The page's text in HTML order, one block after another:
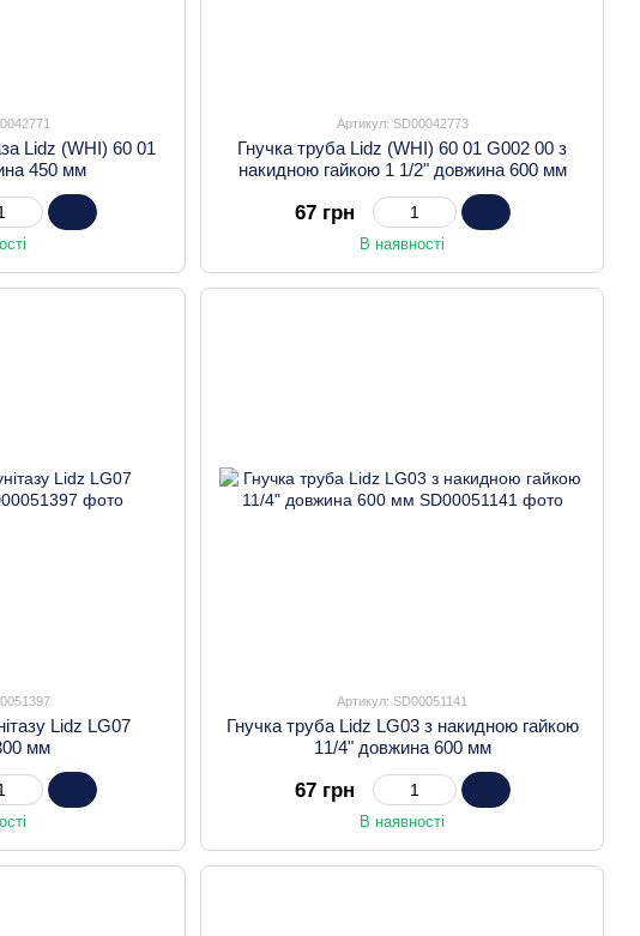
Lidz (WHI) 60 01
450 мм
Артикул: SD00042773
Гнучка труба Lidz (WHI) 60 01 G002 00 з
накидною гайкою 1 1/2" довжина 600 мм
67 грн
В наявності
Lidz LG07
мм
Артикул: SD00051141
Гнучка труба Lidz LG03 з накидною гайкою
11/4" довжина 600 мм
67 грн
В наявності